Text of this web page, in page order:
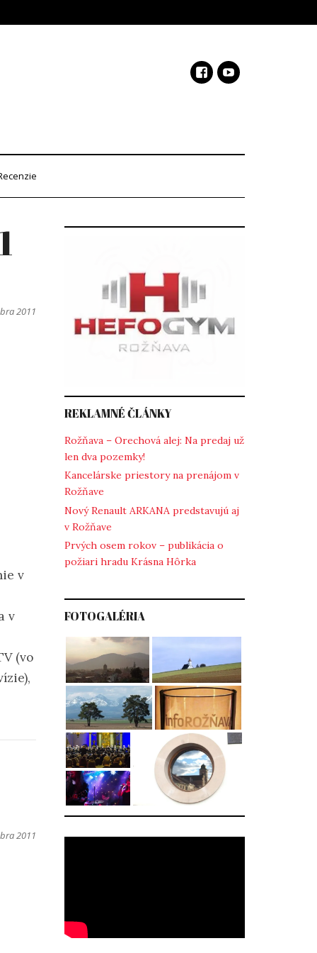
2011
v
v
(vo
2011
REKLAMNÉ ČLÁNKY
Rožňava – Orechová alej: Na predaj už
len dva pozemky!
Kancelárske priestory na prenájom v
Rožňave
Nový Renault ARKANA predstavujú aj
v Rožňave
Prvých osem rokov – publikácia o
požiari hradu Krásna Hôrka
FOTOGALÉRIA